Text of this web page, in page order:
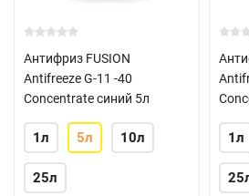
Антифриз FUSION
Antifreeze G-11 -40
Concentrate синий 5л
1л 5л 10л
25л
1л